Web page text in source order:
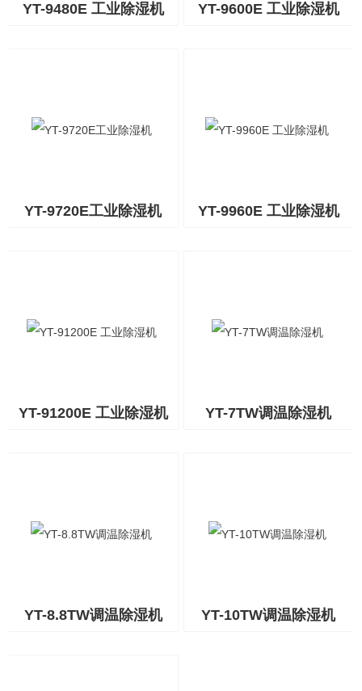
YT-9480E 工业除湿机 YT-9600E 工业除湿机
YT-9720E工业除湿机 YT-9960E 工业除湿机
YT-91200E 工业除湿机 YT-7TW调温除湿机
YT-8.8TW调温除湿机 YT-10TW调温除湿机